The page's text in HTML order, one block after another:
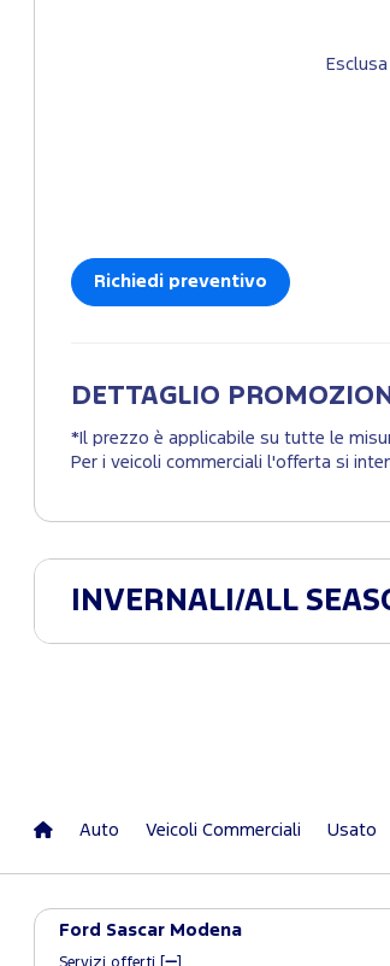
Richiedi preventivo
DETTAGLIO
*Il prezzo è applicabile su tutte le
Per i veicoli commerciali l'offerta si
INVERNALI/ALL
Auto Veicoli Commerciali Usato
Ford Sascar Modena
Servizi offerti [